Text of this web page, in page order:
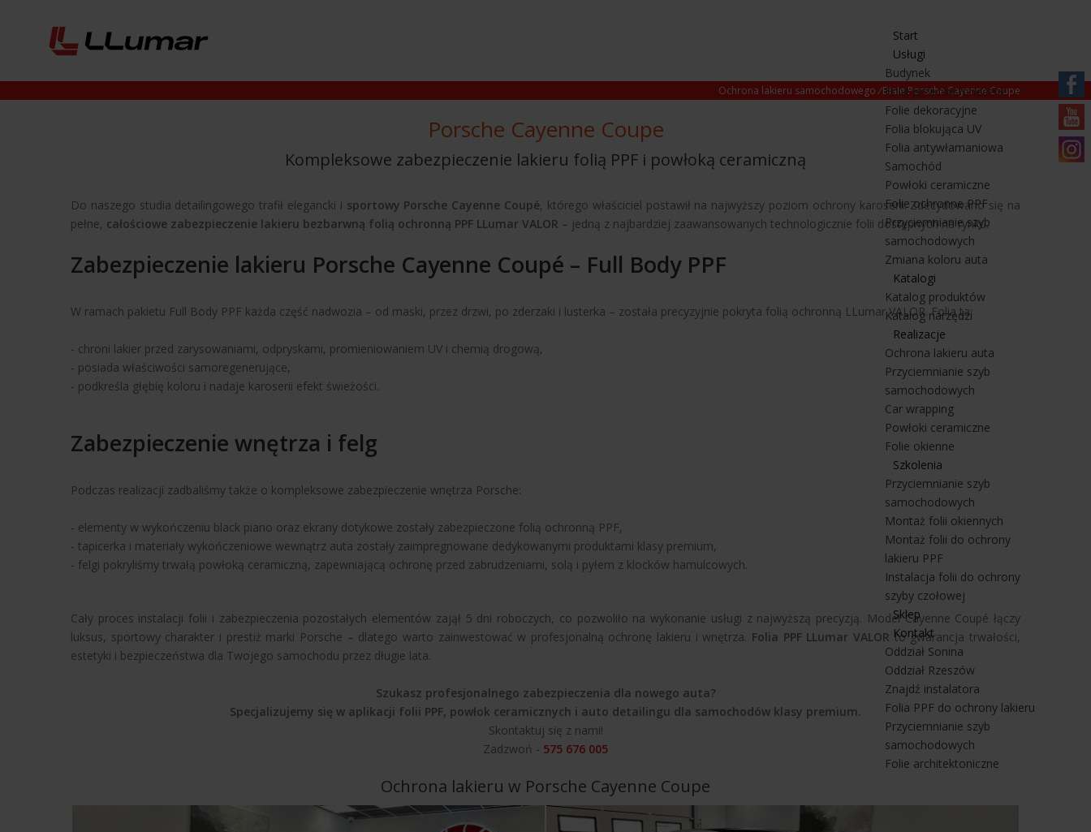
Start
Usługi
Budynek
Folie przeciwsłoneczne
Folie dekoracyjne
Folia blokująca UV
Folia antywłamaniowa
Samochód
Powłoki ceramiczne
Folie ochronne PPF
Przyciemnianie szyb
samochodowych
Zmiana koloru auta
Katalogi
Katalog produktów
Katalog narzędzi
Realizacje
Ochrona lakieru auta
Przyciemnianie szyb
samochodowych
Car wrapping
Powłoki ceramiczne
Folie okienne
Szkolenia
Przyciemnianie szyb
samochodowych
Montaż folii okiennych
Montaż folii do ochrony
lakieru PPF
Instalacja folii do ochrony
szyby czołowej
Sklep
Kontakt
Oddział Sonina
Oddział Rzeszów
Znajdź instalatora
Folia PPF do ochrony lakieru
Przyciemnianie szyb
samochodowych
Folie architektoniczne
Ochrona lakieru samochodowego/Białe Porsche Cayenne Coupe
Porsche Cayenne Coupe
Kompleksowe zabezpieczenie lakieru folią PPF i powłoką ceramiczną
Do naszego studia detailingowego trafił elegancki i sportowy Porsche Cayenne Coupé, którego właściciel postawił na najwyższy poziom ochrony karoserii. Zdecydowano się na
pełne, całościowe zabezpieczenie lakieru bezbarwną folią ochronną PPF LLumar VALOR – jedną z najbardziej zaawansowanych technologicznie folii dostępnych na rynku.
Zabezpieczenie lakieru Porsche Cayenne Coupé – Full Body PPF
W ramach pakietu Full Body PPF każda część nadwozia – od maski, przez drzwi, po zderzaki i lusterka – została precyzyjnie pokryta folią ochronną LLumar VALOR. Folia ta:
- chroni lakier przed zarysowaniami, odpryskami, promieniowaniem UV i chemią drogową,
- posiada właściwości samoregenerujące,
- podkreśla głębię koloru i nadaje karoserii efekt świeżości.
Zabezpieczenie wnętrza i felg
Podczas realizacji zadbaliśmy także o kompleksowe zabezpieczenie wnętrza Porsche:
- elementy w wykończeniu black piano oraz ekrany dotykowe zostały zabezpieczone folią ochronną PPF,
- tapicerka i materiały wykończeniowe wewnątrz auta zostały zaimpregnowane dedykowanymi produktami klasy premium,
- felgi pokryliśmy trwałą powłoką ceramiczną, zapewniającą ochronę przed zabrudzeniami, solą i pyłem z klocków hamulcowych.
Cały proces instalacji folii i zabezpieczenia pozostałych elementów zajął 5 dni roboczych, co pozwoliło na wykonanie usługi z najwyższą precyzją. Model Cayenne Coupé łączy
luksus, sportowy charakter i prestiż marki Porsche – dlatego warto zainwestować w profesjonalną ochronę lakieru i wnętrza. Folia PPF LLumar VALOR to gwarancja trwałości,
estetyki i bezpieczeństwa dla Twojego samochodu przez długie lata.
Szukasz profesjonalnego zabezpieczenia dla nowego auta?
Specjalizujemy się w aplikacji folii PPF, powłok ceramicznych i auto detailingu dla samochodów klasy premium.
Skontaktuj się z nami!
Zadzwoń - 575 676 005
Ochrona lakieru w Porsche Cayenne Coupe